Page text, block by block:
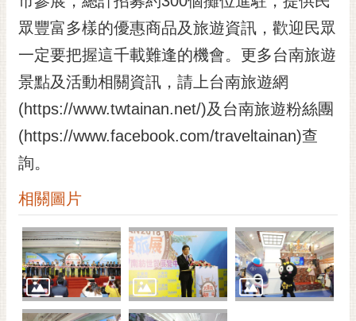
全
政
網
資
料
開
放
宣
告
市
府
交
通
位
眾豐富多樣的優惠商品及旅遊資訊，歡迎民眾
一定要把握這千載難逢的機會。更多台南旅遊
景點及活動相關資訊，請上台南旅遊網
(https://www.twtainan.net/)及台南旅遊粉絲團
(https://www.facebook.com/traveltainan)查
詢。
相關圖片